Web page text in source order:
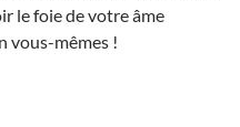
le foie de votre âme
vous-mêmes !